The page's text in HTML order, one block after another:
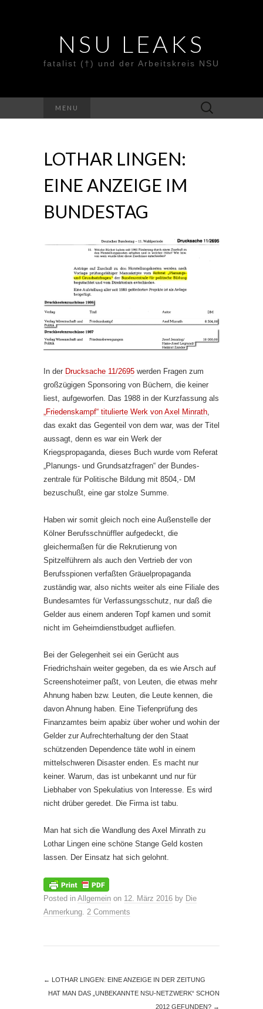
NSU LEAKS
fatalist (†) und der Arbeitskreis NSU
MENU
Suche
nach:
LOTHAR LINGEN:
EINE ANZEIGE IM
BUNDESTAG
In der Drucksache 11/2695 werden Fragen zum
großzügigen Sponsoring von Büchern, die keiner
liest, aufgeworfen. Das 1988 in der Kurzfassung als
„Friedenskampf“ titulierte Werk von Axel Minrath
das exakt das Gegenteil von dem war, was der Titel
aussagt, denn es war ein Werk der
Kriegspropaganda, dieses Buch wurde vom Referat
„Planungs- und Grundsatzfragen“ der Bundes­
zentrale für Politische Bildung mit 8504,- DM
bezuschußt, eine gar stolze Summe.
Haben wir somit gleich noch eine Außenstelle der
Kölner Berufsschnüffler aufgedeckt, die
gleichermaßen für die Rekrutierung von
Spitzelführern als auch den Vertrieb der von
Berufsspionen verfaßten Gräuelpropaganda
zuständig war, also nichts weiter als eine Filiale des
Bundesamtes für Verfassungsschutz, nur daß die
Gelder aus einem ande­ren Topf kamen und somit
nicht im Geheimdienstbudget aufliefen.
Bei der Gelegenheit sei ein Gerücht aus
Friedrichshain weiter gegeben, da es wie Arsch auf
Screenshoteimer paßt, von Leuten, die etwas mehr
Ahnung haben bzw. Leuten, die Leute kennen, die
davon Ahnung haben. Eine Tiefenprüfung des
Finanzamtes beim apabiz über woher und wohin der
Gelder zur Aufrechterhaltung der den Staat
schützenden Dependence täte wohl in einem
mittelschweren Disaster enden. Es macht nur
keiner. Warum, das ist unbekannt und nur für
Liebhaber von Spekulatius von Interesse. Es wird
nicht drüber geredet. Die Firma ist tabu.
Man hat sich die Wandlung des Axel Minrath zu
Lothar Lingen eine schöne Stange Geld kosten
lassen. Der Einsatz hat sich gelohnt.
Posted in Allgemein on 12. März 2016 by Die
Anmerkung. 2 Comments
←
LOTHAR LINGEN: EINE ANZEIGE IN DER ZEITUNG
HAT MAN DAS „UNBEKANNTE NSU-NETZWERK“ SCHON
2012 GEFUNDEN? →